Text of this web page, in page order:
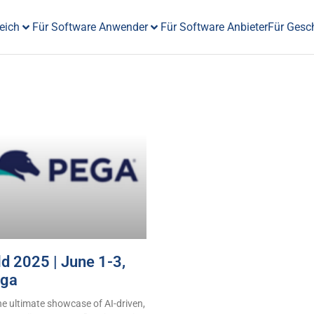
Für Software Anwender Für Software AnbieterFür
2025 | June 1-3,
ultimate showcase of AI-driven,